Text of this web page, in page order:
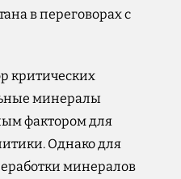
в переговорах с
критических
минералы
фактором для
Однако для
минералов